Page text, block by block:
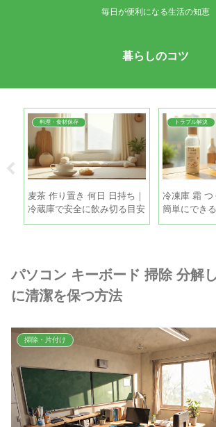
毎日が便利になる生活の知恵
暮らしのコツ
料理・食材保存
麦茶 作り置き 何日 日持ち｜
冷蔵庫で安全に飲み切る目安
と保存のコツ
トラブル解決
冷凍庫 霜 つ
簡単にでき
霜取りの手順
パソコン キーボード 掃除 分解
に清潔を保つ方法
掃除・片付け